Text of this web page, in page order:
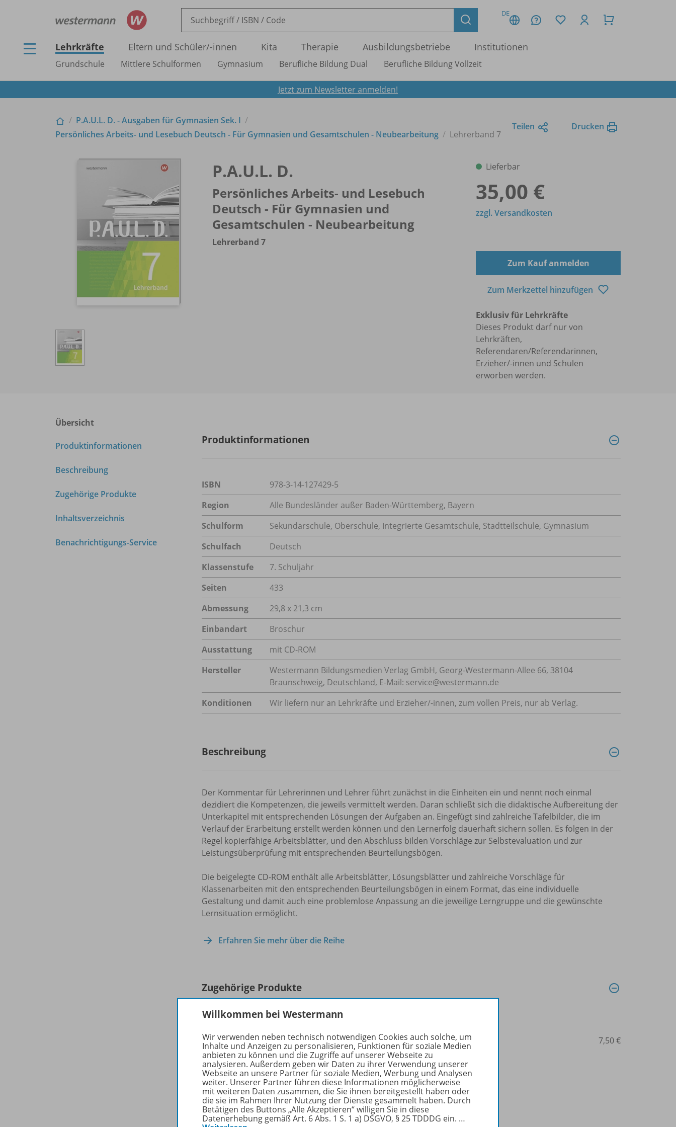
DE
Lehrkräfte Eltern und Schüler/-innen Kita Therapie Ausbildungsbetriebe Institutionen
Grundschule Mittlere Schulformen Gymnasium Berufliche Bildung Dual Berufliche Bildung Vollzeit
Jetzt zum Newsletter anmelden!
P.A.U.L. D. - Ausgaben für Gymnasien Sek. I
Persönliches Arbeits- und Lesebuch Deutsch - Für Gymnasien und Gesamtschulen - Neubearbeitung
Lehrerband 7
Teilen Drucken
P.A.U.L. D.
Persönliches Arbeits- und Lesebuch
Deutsch - Für Gymnasien und
Gesamtschulen - Neubearbeitung
Lehrerband 7
Lieferbar
35,00 €
zzgl. Versandkosten
Zum Kauf anmelden
Zum Merkzettel hinzufügen
Exklusiv für Lehrkräfte
Dieses Produkt darf nur von
Lehrkräften,
Referendaren/Referendarinnen,
Erzieher/-innen und Schulen
erworben werden.
Übersicht
Produktinformationen
Beschreibung
Zugehörige Produkte
Inhaltsverzeichnis
Benachrichtigungs-Service
Produktinformationen
ISBN
978-3-14-127429-5
Region
Alle Bundesländer außer Baden-Württemberg, Bayern
Schulform
Sekundarschule, Oberschule, Integrierte Gesamtschule, Stadtteilschule, Gymnasium
Schulfach
Deutsch
Klassenstufe
7. Schuljahr
Seiten
433
Abmessung
29,8 x 21,3 cm
Einbandart
Broschur
Ausstattung
mit CD-ROM
Hersteller
Westermann Bildungsmedien Verlag GmbH, Georg-Westermann-Allee 66, 38104
Braunschweig, Deutschland, E-Mail: service@westermann.de
Konditionen
Wir liefern nur an Lehrkräfte und Erzieher/-innen, zum vollen Preis, nur ab Verlag.
Beschreibung
Der Kommentar für Lehrerinnen und Lehrer führt zunächst in die Einheiten ein und nennt noch einmal
dezidiert die Kompetenzen, die jeweils vermittelt werden. Daran schließt sich die didaktische Aufbereitung der
Unterkapitel mit entsprechenden Lösungen der Aufgaben an. Eingefügt sind zahlreiche Tafelbilder, die im
Verlauf der Erarbeitung erstellt werden können und den Lernerfolg dauerhaft sichern sollen. Es folgen in der
Regel kopierfähige Arbeitsblätter, und den Abschluss bilden Vorschläge zur Selbstevaluation und zur
Leistungsüberprüfung mit entsprechenden Beurteilungsbögen.
Die beigelegte CD-ROM enthält alle Arbeitsblätter, Lösungsblätter und zahlreiche Vorschläge für
Klassenarbeiten mit den entsprechenden Beurteilungsbögen in einem Format, das eine individuelle
Gestaltung und damit auch eine problemlose Anpassung an die jeweilige Lerngruppe und die gewünschte
Lernsituation ermöglicht.
Erfahren Sie mehr über die Reihe
Zugehörige Produkte
Persönliches Arbeits- und Lesebuch
Deutsch - Für Gymnasien und
Gesamtschulen - Neubearbeitung
Interaktive Übungen 7
Einzellizenz (1 Schuljahr)
Sofort verfügbar
WEB-14-127435 7,50 €
Willkommen bei Westermann
Wir verwenden neben technisch notwendigen Cookies auch solche, um
Inhalte und Anzeigen zu personalisieren, Funktionen für soziale Medien
anbieten zu können und die Zugriffe auf unserer Webseite zu
analysieren. Außerdem geben wir Daten zu ihrer Verwendung unserer
Webseite an unsere Partner für soziale Medien, Werbung und Analysen
weiter. Unserer Partner führen diese Informationen möglicherweise
mit weiteren Daten zusammen, die Sie ihnen bereitgestellt haben oder
die sie im Rahmen Ihrer Nutzung der Dienste gesammelt haben. Durch
Betätigen des Buttons „Alle Akzeptieren“ willigen Sie in diese
Datenerhebung gemäß Art. 6 Abs. 1 S. 1 a) DSGVO, § 25 TDDDG ein. …